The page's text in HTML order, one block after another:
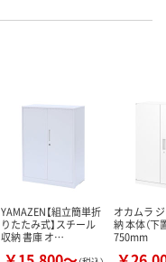
YAMAZEN【組立簡単折
りたたみ式】スチール
収納 書庫 オ…
オカムラ
納 本体（下
750mm